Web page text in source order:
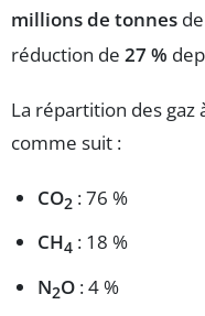
millions de tonnes
réduction de 27 %
La répartition des gaz
comme suit :
CO2 : 76 %
CH4 : 18 %
N2O : 4 %